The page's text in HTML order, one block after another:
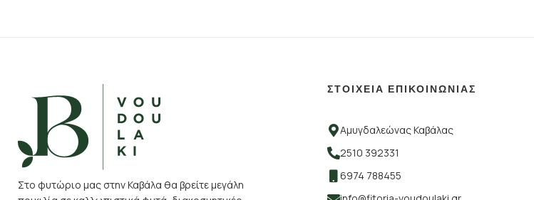
Στο φυτώριο μας στην Καβάλα θα βρείτε μεγάλη
ΣΤΟΙΧΕΙΑ ΕΠΙΚΟΙΝΩΝΙΑΣ
Αμυγδαλεώνας Καβάλας
2510 392331
6974 788455